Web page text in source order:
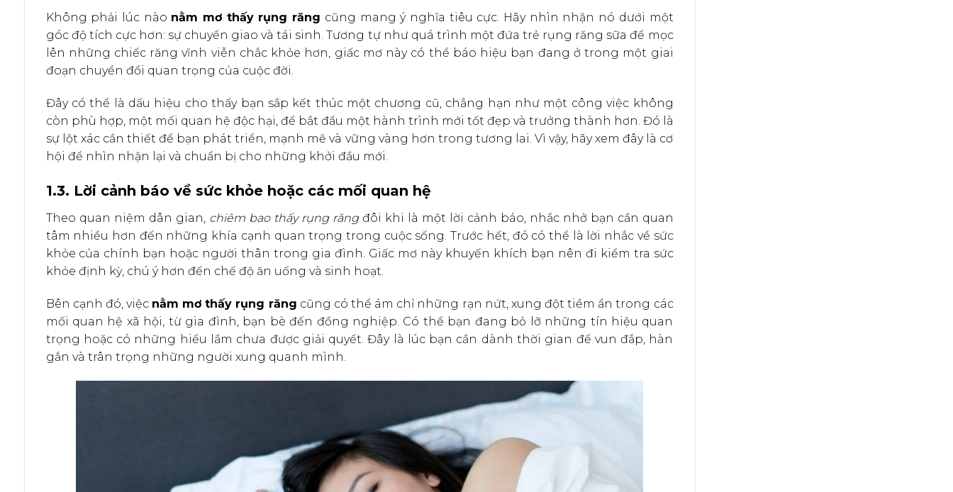
Không phải lúc nào nằm mơ thấy rụng răng cũng mang ý nghĩa tiêu cực. Hãy nhìn nhận nó dưới một
góc độ tích cực hơn: sự chuyển giao và tái sinh. Tương tự như quá trình một đứa trẻ rụng răng sữa để mọc
lên những chiếc răng vĩnh viễn chắc khỏe hơn, giấc mơ này có thể báo hiệu bạn đang ở trong một giai
đoạn chuyển đổi quan trọng của cuộc đời.
Đây có thể là dấu hiệu cho thấy bạn sắp kết thúc một chương cũ, chẳng hạn như một công việc không
còn phù hợp, một mối quan hệ độc hại, để bắt đầu một hành trình mới tốt đẹp và trưởng thành hơn. Đó là
sự lột xác cần thiết để bạn phát triển, mạnh mẽ và vững vàng hơn trong tương lai. Vì vậy, hãy xem đây là cơ
hội để nhìn nhận lại và chuẩn bị cho những khởi đầu mới.
1.3. Lời cảnh báo về sức khỏe hoặc các mối quan hệ
Theo quan niệm dân gian, chiêm bao thấy rụng răngđôi khi là một lời cảnh báo, nhắc nhở bạn cần quan
tâm nhiều hơn đến những khía cạnh quan trọng trong cuộc sống. Trước hết, đó có thể là lời nhắc về sức
khỏe của chính bạn hoặc người thân trong gia đình. Giấc mơ này khuyến khích bạn nên đi kiểm tra sức
khỏe định kỳ, chú ý hơn đến chế độ ăn uống và sinh hoạt.
Bên cạnh đó, việc nằm mơ thấy rụng răng cũng có thể ám chỉ những rạn nứt, xung đột tiềm ẩn trong các
mối quan hệ xã hội, từ gia đình, bạn bè đến đồng nghiệp. Có thể bạn đang bỏ lỡ những tín hiệu quan
trọng hoặc có những hiểu lầm chưa được giải quyết. Đây là lúc bạn cần dành thời gian để vun đắp, hàn
gắn và trân trọng những người xung quanh mình.